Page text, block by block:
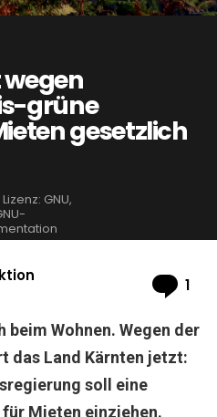
grüne
gesetzlich
GNU,
1
beim Wohnen. Wegen der
das Land Kärnten jetzt:
soll eine
Mieten einziehen.